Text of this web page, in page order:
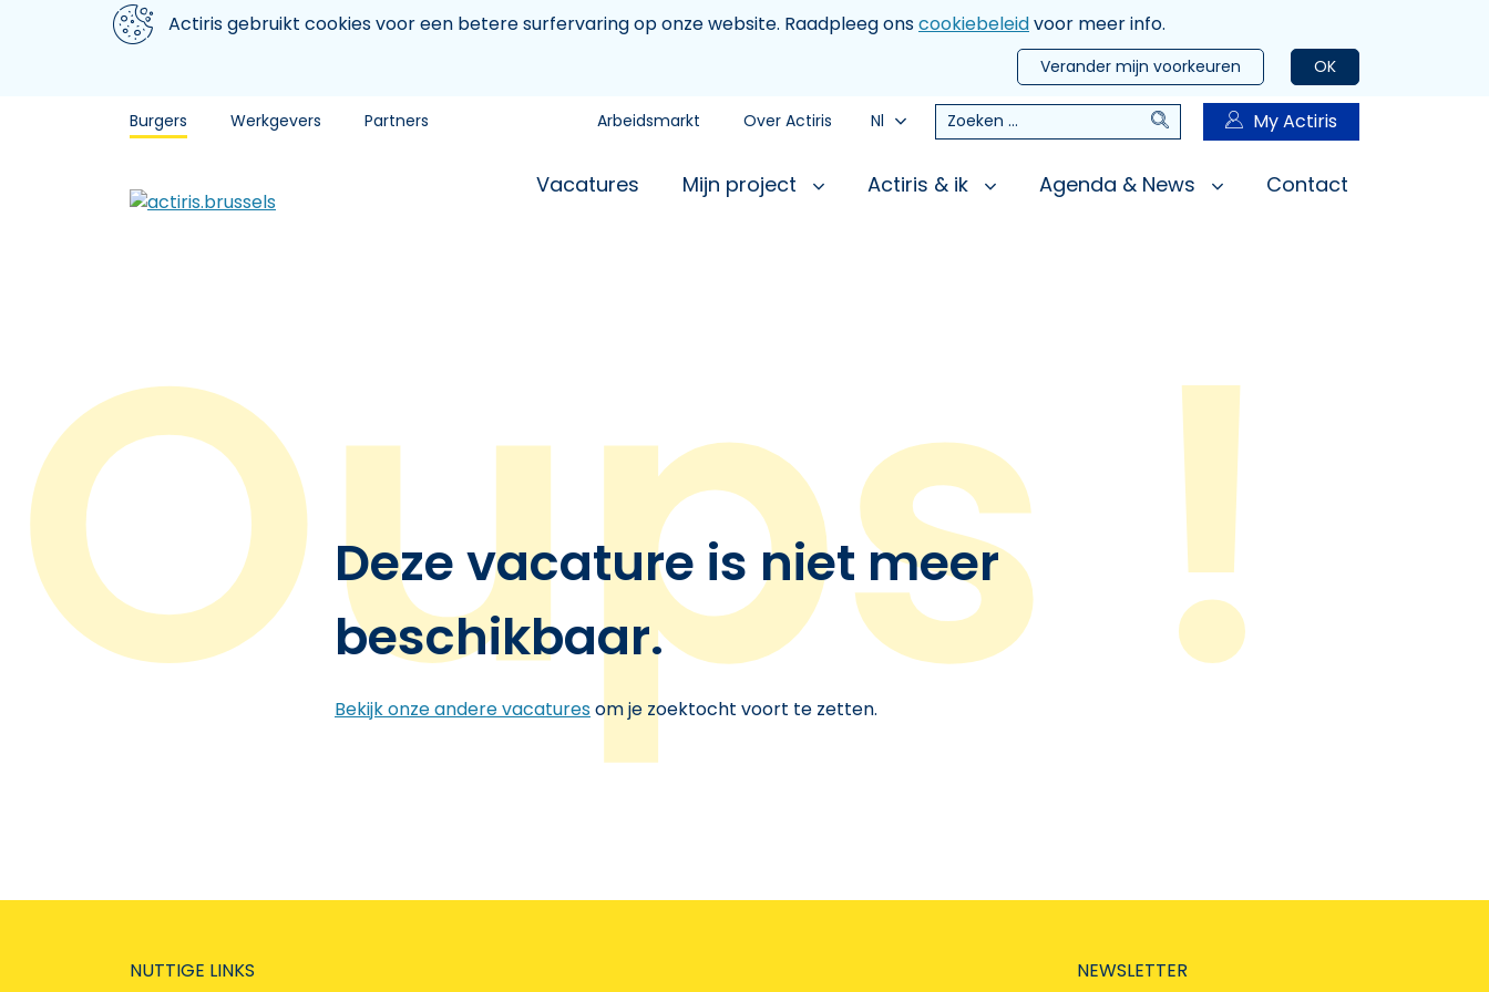
Aller au contenu principal
We gebruiken cookiesActiris gebruikt cookies voor een betere surfervaring op onze website. Raadpleeg onscookiebeleidvoor meer info.
OK
Verander mijn voorkeuren
Burgers Werkgevers Partners Arbeidsmarkt Over Actiris Nl Zoeken Zoeken My Actiris
Vacatures Mijn project Actiris & ik Agenda & News Contact
Deze vacature is niet meer
beschikbaar.
Bekijk onze andere vacaturesom je zoektocht voort te zetten.
NUTTIGE LINKS NEWSLETTER